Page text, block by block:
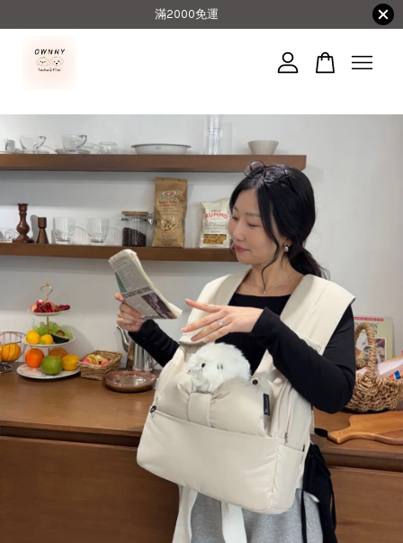
滿2000免運
繼續購物